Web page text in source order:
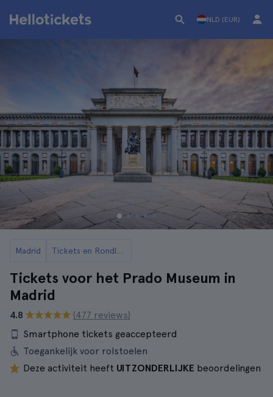
NLD (EUR)
Madrid Tickets en Rondleidingen voor het Prado Museum in Madrid
Tickets voor het Prado Museum in
Madrid
4.8
(477 reviews)
Smartphone tickets geaccepteerd
Toegankelijk voor rolstoelen
Deze activiteit heeft UITZONDERLIJKE beoordelingen